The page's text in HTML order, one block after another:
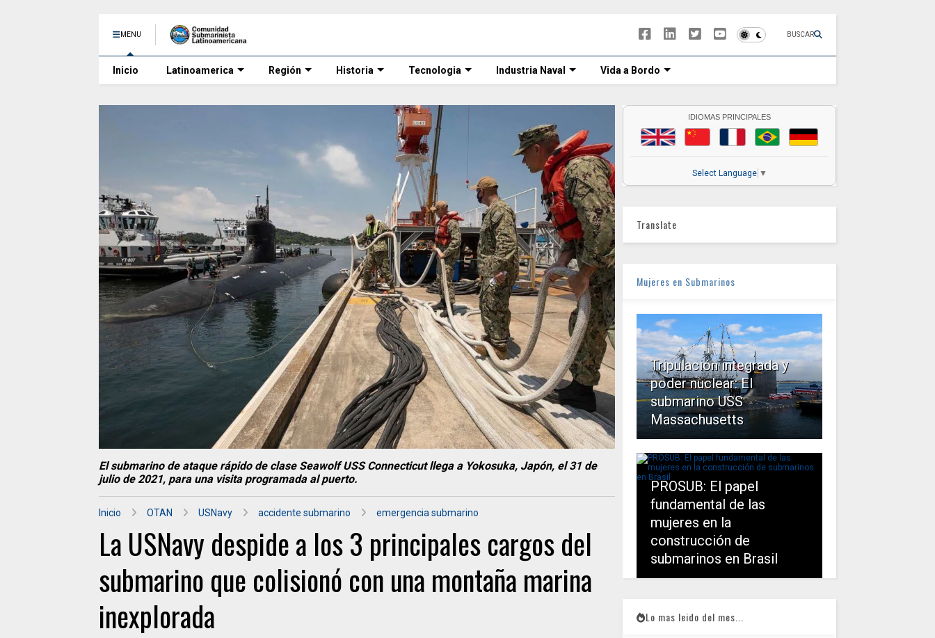
MENU BUSCAR
Inicio Latinoamerica Región Historia Tecnologia Industria Naval Vida a Bordo
El submarino de ataque rápido de clase Seawolf USS Connecticut llega a Yokosuka, Japón, el 31 de
julio de 2021, para una visita programada al puerto.
Inicio OTAN USNavy accidente submarino emergencia submarino
La USNavy despide a los 3 principales cargos del
submarino que colisionó con una montaña marina
inexplorada
IDIOMAS PRINCIPALES
Select Language ▼
Translate
Mujeres en Submarinos
Tripulación integrada y
poder nuclear: El
submarino USS
Massachusetts
PROSUB: El papel
fundamental de las
mujeres en la
construcción de
submarinos en Brasil
Lo mas leido del mes...